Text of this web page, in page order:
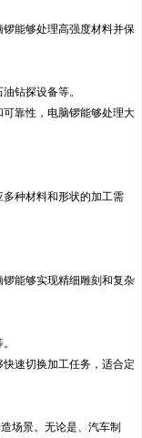
能够处理高强度材料并保
钻探设备等。
靠性，电脑锣能够处理大
种材料和形状的加工需
能够实现精细雕刻和复杂
速切换加工任务，适合定
场景。无论是、汽车制